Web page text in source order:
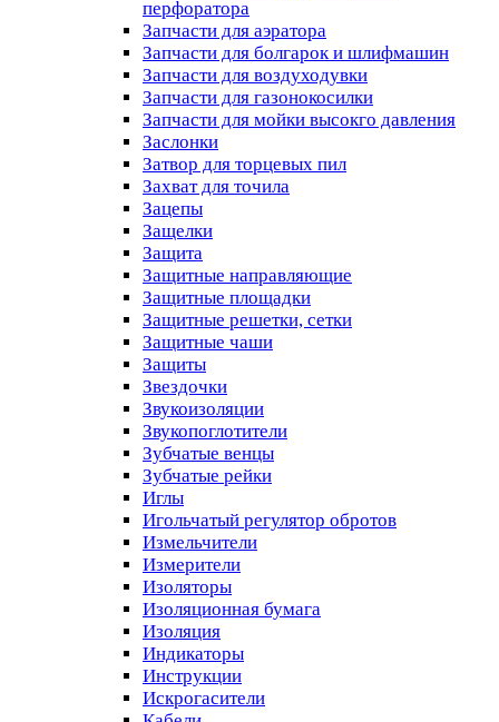
перфоратора
Запчасти для аэратора
Запчасти для болгарок и шлифмашин
Запчасти для воздуходувки
Запчасти для газонокосилки
Запчасти для мойки высокго давления
Заслонки
Затвор для торцевых пил
Захват для точила
Зацепы
Защелки
Защита
Защитные направляющие
Защитные площадки
Защитные решетки, сетки
Защитные чаши
Защиты
Звездочки
Звукоизоляции
Звукопоглотители
Зубчатые венцы
Зубчатые рейки
Иглы
Игольчатый регулятор обротов
Измельчители
Измерители
Изоляторы
Изоляционная бумага
Изоляция
Индикаторы
Инструкции
Искрогасители